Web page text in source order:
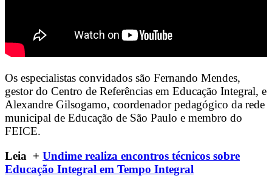
Os especialistas convidados são Fernando Mendes,
gestor do Centro de Referências em Educação Integral, e
Alexandre Gilsogamo, coordenador pedagógico da rede
municipal de Educação de São Paulo e membro do
FEICE.
Leia + Undime realiza encontros técnicos sobre
Educação Integral em Tempo Integral